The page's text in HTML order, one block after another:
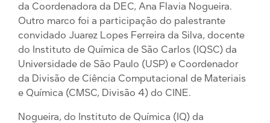
da Coordenadora da DEC, Ana Flavia Nogueira.
Outro marco foi a participação do palestrante
convidado Juarez Lopes Ferreira da Silva, docente
do Instituto de Química de São Carlos (IQSC) da
Universidade de São Paulo (USP) e Coordenador
da Divisão de Ciência Computacional de Materiais
e Química (CMSC, Divisão 4) do CINE.
Nogueira, do Instituto de Química (IQ) da